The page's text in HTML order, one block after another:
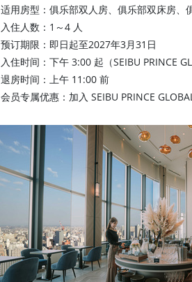
适用房型：俱乐部双人房、俱乐部双床房、
入住人数：1～4 人
预订期限：即日起至2027年3月31日
入住时间：下午 3:00 起（SEIBU PRINCE
退房时间：上午 11:00 前
会员专属优惠：加入 SEIBU PRINCE